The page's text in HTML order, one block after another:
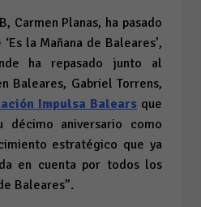
Carmen Planas, ha pasado
la Mañana de Baleares’,
ha repasado junto al
Baleares, Gabriel Torrens,
Impulsa Balearsque
décimo aniversario como
estratégico que ya
en cuenta por todos los
Baleares”.